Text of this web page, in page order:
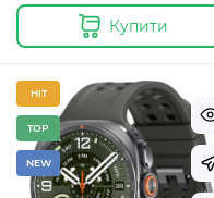
Купити
HIT
TOP
NEW